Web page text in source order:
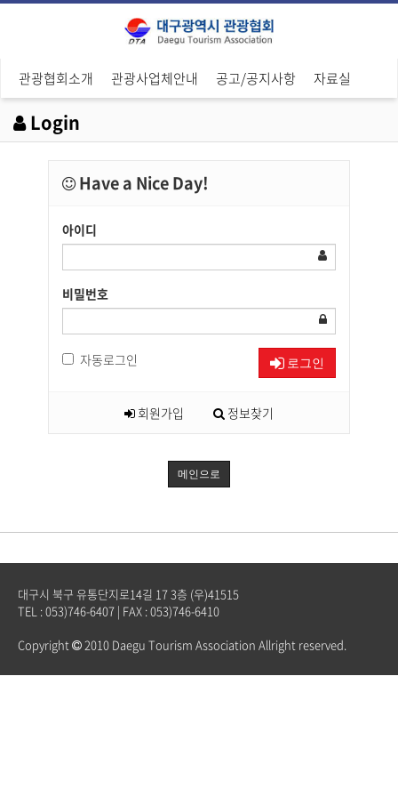
관광협회소개 관광사업체안내 공고/공지사항 자료실
Login
Have a Nice Day!
아이디
비밀번호
자동로그인 로그인
회원가입 정보찾기
메인으로
대구시 북구 유통단지로14길 17 3층 (우)41515
TEL : 053)746-6407 | FAX : 053)746-6410
Copyright
2010 Daegu Tourism Association Allright reserved.